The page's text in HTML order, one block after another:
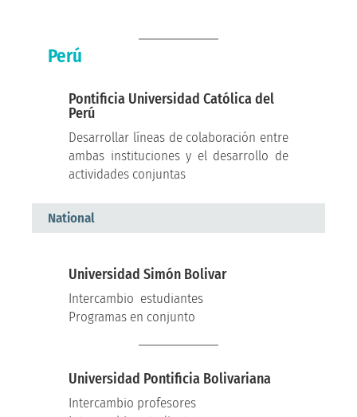
Perú
Pontificia Universidad Católica del
Perú
Desarrollar líneas de colaboración entre
ambas instituciones y el desarrollo de
actividades conjuntas
National
Universidad Simón Bolivar
Intercambio estudiantes
Programas en conjunto
Universidad Pontificia Bolivariana
Intercambio profesores